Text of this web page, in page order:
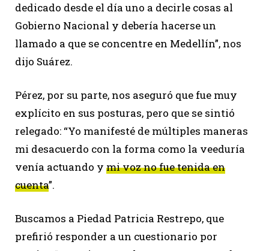
dedicado desde el día uno a decirle cosas al
Gobierno Nacional y debería hacerse un
llamado a que se concentre en Medellín”, nos
dijo Suárez.
Pérez, por su parte, nos aseguró que fue muy
explícito en sus posturas, pero que se sintió
relegado: “Yo manifesté de múltiples maneras
mi desacuerdo con la forma como la veeduría
venía actuando y mi voz no fue tenida en
cuenta”.
Buscamos a Piedad Patricia Restrepo, que
prefirió responder a un cuestionario por